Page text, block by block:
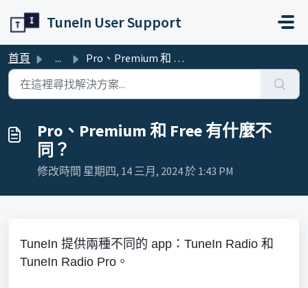
TuneIn User Support
首頁 ... Pro、Premium 和 Free 有什麼不同？
Pro、Premium 和 Free 有什麼不
同？
修改時間 星期四, 14 三月, 2024 於 1:43 PM
TuneIn 提供兩種不同的 app：TuneIn Radio 和
TuneIn Radio Pro。